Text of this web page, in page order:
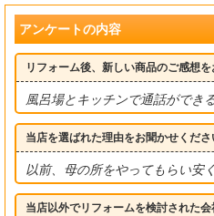
アンケートの内容
リフォーム後、新しい商品のご感想を
風呂場とキッチンで通話ができ
当店を選ばれた理由をお聞かせくださ
以前、母の所をやってもらい安
当店以外でリフォームを検討された